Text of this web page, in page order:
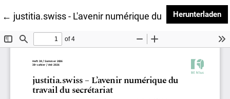
← Zu Artikeldetails zurückkehren
justitia.swiss - L'avenir numérique du travail du
Herunterladen